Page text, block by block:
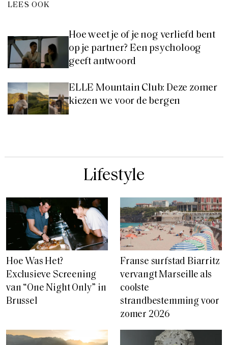
LEES OOK
Hoe weet je of je nog verliefd bent
op je partner? Een psycholoog
geeft antwoord
ELLE Mountain Club: Deze zomer
kiezen we voor de bergen
Lifestyle
Hoe Was Het?
Exclusieve Screening
van “One Night Only” in
Brussel
Franse surfstad Biarritz
vervangt Marseille als
coolste
strandbestemming voor
zomer 2026